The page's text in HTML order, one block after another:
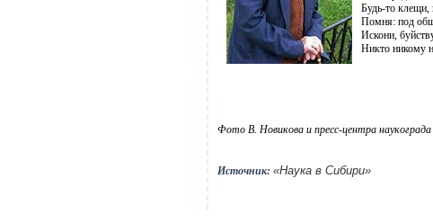
Будь-то
Помня: под
Искони,
Никто никому
Фото В. Новикова и пресс-центра наукограда
Источник: «Наука в Сибири»